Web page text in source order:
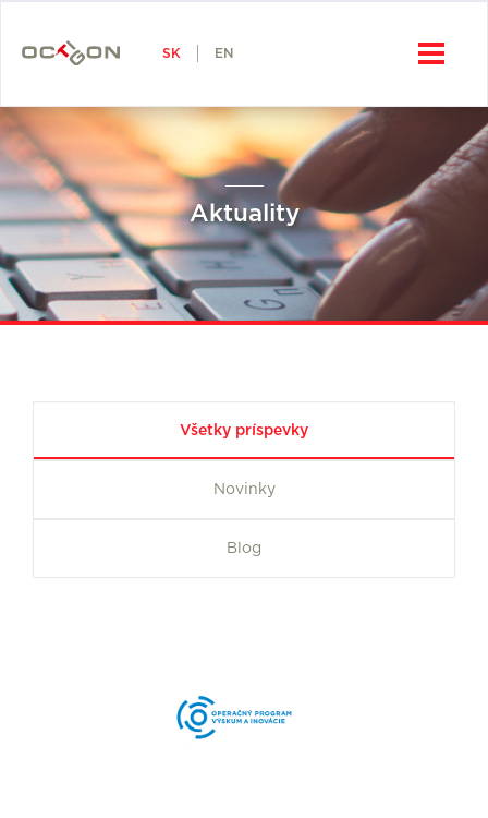
Octigon, a.s. SK
SK EN
Aktuality
Všetky príspevky
Novinky
Blog